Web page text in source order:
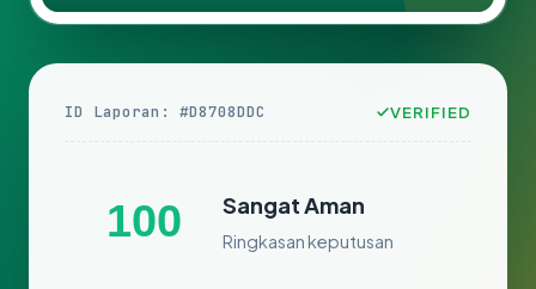
ID Laporan: #D8708DDC VERIFIED
100 Sangat Aman
Ringkasan keputusan